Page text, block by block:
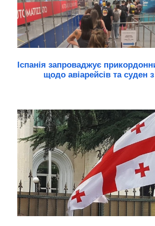
Іспанія запроваджує
щодо авіарейсів та суден з